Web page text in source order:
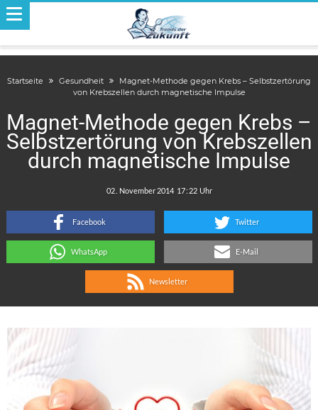
Startseite Gesundheit
Magnet-Methode gegen Krebs – Selbstzertörung
von Krebszellen durch magnetische Impulse
Magnet-Methode gegen Krebs –
Selbstzertörung von Krebszellen
durch magnetische Impulse
:
Facebook Twitter
WhatsApp E-Mail
Newsletter